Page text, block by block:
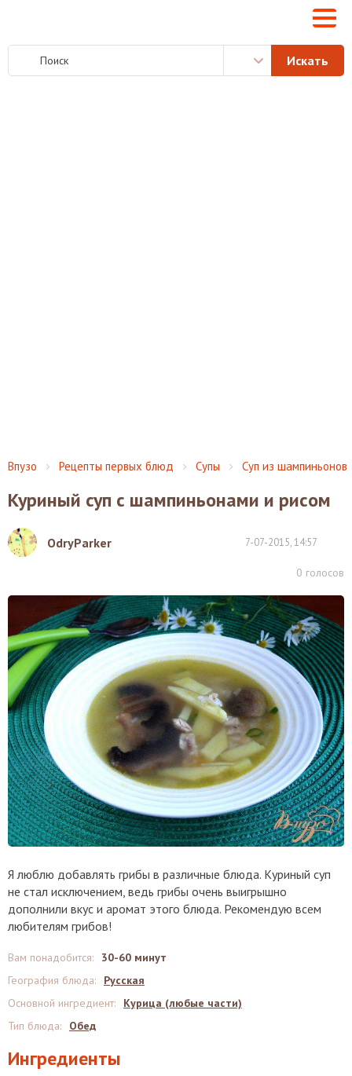
Впузо Рецепты первых блюд Супы Суп из шампиньонов
Куриный суп с шампиньонами и рисом
OdryParker 7-07-2015, 14:57
0 голосов
Я люблю добавлять грибы в различные блюда. Куриный суп
не стал исключением, ведь грибы очень выигрышно
дополнили вкус и аромат этого блюда. Рекомендую всем
любителям грибов!
Ингредиенты
Вам понадобится:
30-60 минут
География блюда:
Русская
Основной ингредиент:
Курица (любые части)
Тип блюда: Обед